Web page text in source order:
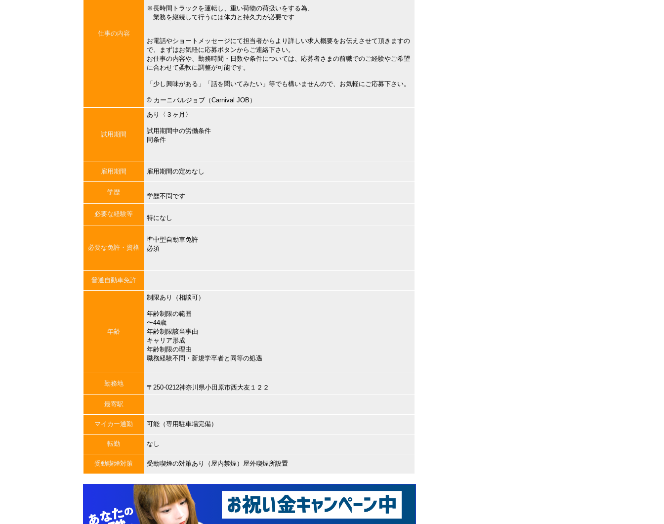
仕事の内容
※長時間トラックを運転し、重い荷物の荷扱いをする為、
業務を継続して行うには体力と持久力が必要です
お電話やショートメッセージにて担当者からより詳しい求人概要をお伝えさせて頂きますの
で、まずはお気軽に応募ボタンからご連絡下さい。
お仕事の内容や、勤務時間・日数や条件については、応募者さまの前職でのご経験やご希望
に合わせて柔軟に調整が可能です。
「少し興味がある」「話を聞いてみたい」等でも構いませんので、お気軽にご応募下さい。
©︎ カーニバルジョブ（Carnival JOB）
試用期間
あり〈３ヶ月〉
試用期間中の労働条件
同条件
雇用期間 雇用期間の定めなし
学歴
学歴不問です
必要な経験等
特になし
必要な免許・資格
準中型自動車免許
必須
普通自動車免許
年齢
制限あり（相談可）
年齢制限の範囲
〜44歳
年齢制限該当事由
キャリア形成
年齢制限の理由
職務経験不問・新規学卒者と同等の処遇
勤務地
〒250-0212神奈川県小田原市西大友１２２
最寄駅
マイカー通勤 可能（専用駐車場完備）
転勤 なし
受動喫煙対策 受動喫煙の対策あり（屋内禁煙）屋外喫煙所設置